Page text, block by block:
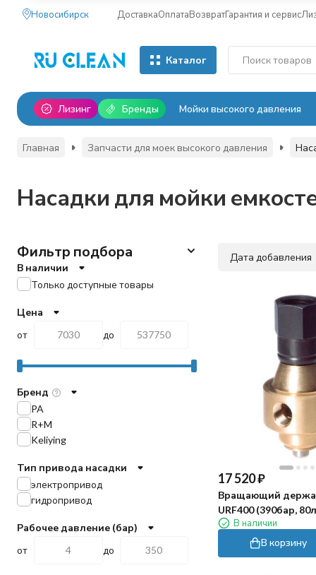
Новосибирск ДоставкаОплатаВозвратГарантия и сервис
Каталог
Лизинг Бренды Мойки высокого давления
Главная Запчасти для моек высокого давления
Насадки для мойки
Дата добавления
17 520₽
Вращающий
URF400 (390бар,
1/2г-1/4г, 850об/мин)
В наличии
В корзину
Фильтр подбора
В наличии
Только доступные товары
Цена
от
до
Бренд
PA
R+M
Keliying
Тип привода насадки
электропривод
гидропривод
Рабочее давление (бар)
от
до